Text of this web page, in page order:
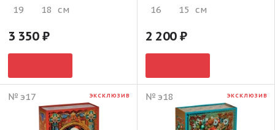
19
18 см
3 350
16
15 см
2 200
№ э17 ЭКСКЛЮЗИВ № э18 ЭКСКЛЮЗИВ